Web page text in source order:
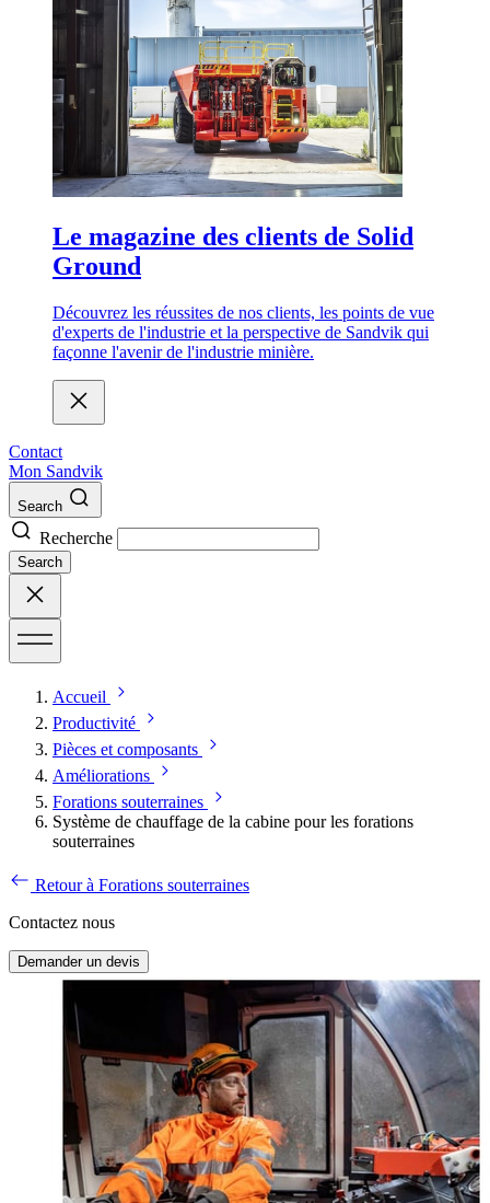
Le magazine des clients de Solid
Ground
Découvrez les réussites de nos clients, les points de vue
d'experts de l'industrie et la perspective de Sandvik qui
façonne l'avenir de l'industrie minière.
Contact
Mon Sandvik
Search
Recherche
Search
Accueil
Productivité
Pièces et composants
Améliorations
Forations souterraines
Système de chauffage de la cabine pour les forations
souterraines
Retour à Forations souterraines
Contactez nous
Demander un devis